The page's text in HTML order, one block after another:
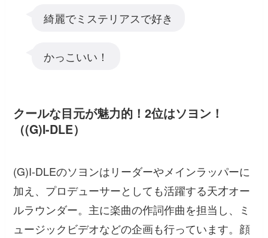
綺麗でミステリアスで好き
かっこいい！
クールな目元が魅力的！2位はソヨン！
（(G)I-DLE）
(G)I-DLEのソヨンはリーダーやメインラッパーに
加え、プロデューサーとしても活躍する天才オー
ルラウンダー。主に楽曲の作詞作曲を担当し、ミ
ュージックビデオなどの企画も行っています。顔